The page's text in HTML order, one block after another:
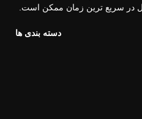
در سریع ترین زمان ممکن است.
دسته بندی ها